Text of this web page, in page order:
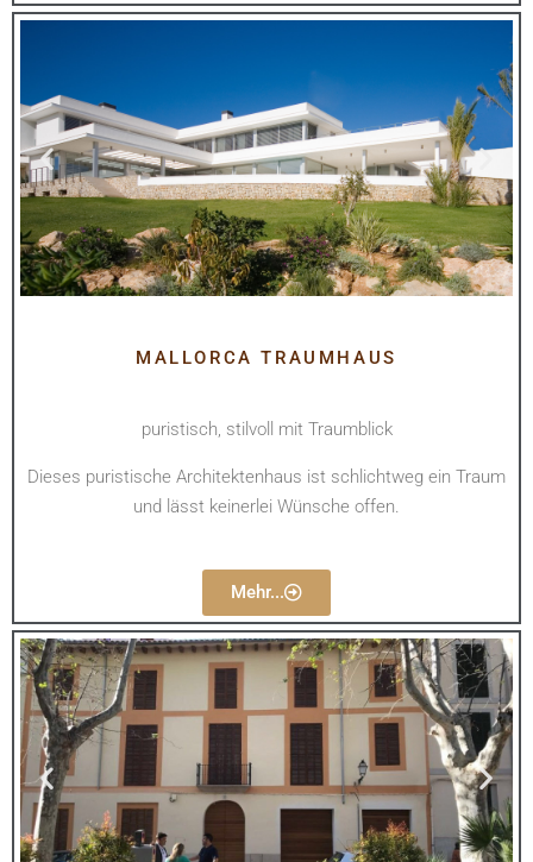
MALLORCA TRAUMHAUS
puristisch, stilvoll mit Traumblick
Dieses puristische Architektenhaus ist schlichtweg ein Traum
und lässt keinerlei Wünsche offen.
Mehr...